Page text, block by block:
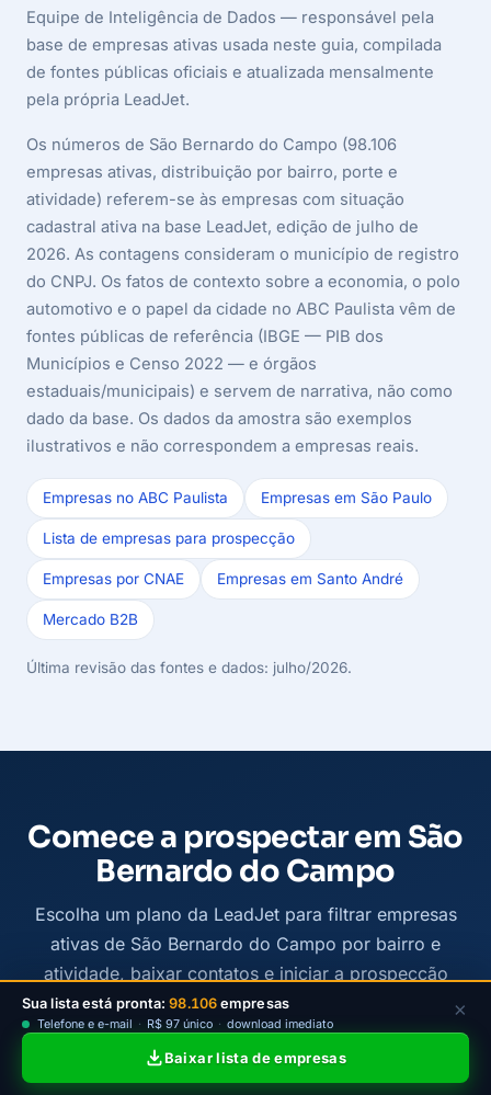
Equipe de Inteligência de Dados — responsável pela
base de empresas ativas usada neste guia, compilada
de fontes públicas oficiais e atualizada mensalmente
pela própria LeadJet.
Os números de São Bernardo do Campo (98.106
empresas ativas, distribuição por bairro, porte e
atividade) referem-se às empresas com situação
cadastral ativa na base LeadJet, edição de julho de
2026. As contagens consideram o município de registro
do CNPJ. Os fatos de contexto sobre a economia, o polo
automotivo e o papel da cidade no ABC Paulista vêm de
fontes públicas de referência (IBGE — PIB dos
Municípios e Censo 2022 — e órgãos
estaduais/municipais) e servem de narrativa, não como
dado da base. Os dados da amostra são exemplos
ilustrativos e não correspondem a empresas reais.
Empresas no ABC Paulista Empresas em São Paulo
Lista de empresas para prospecção
Empresas por CNAE Empresas em Santo André
Mercado B2B
Última revisão das fontes e dados: julho/2026.
Comece a prospectar em São
Bernardo do Campo
Escolha um plano da LeadJet para filtrar empresas
ativas de São Bernardo do Campo por bairro e
atividade, baixar contatos e iniciar a prospecção
B2B com mais clareza.
Ver planos disponíveis
Sua lista está pronta:98.106empresas
Telefone e e-mail · R$ 97 único · download imediato
Baixar lista de empresas
×